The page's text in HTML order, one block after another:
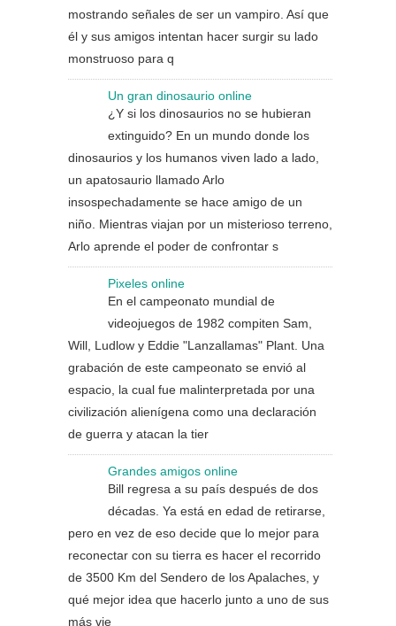
mostrando señales de ser un vampiro. Así que
él y sus amigos intentan hacer surgir su lado
monstruoso para q
Un gran dinosaurio online
¿Y si los dinosaurios no se hubieran
extinguido? En un mundo donde los
dinosaurios y los humanos viven lado a lado,
un apatosaurio llamado Arlo
insospechadamente se hace amigo de un
niño. Mientras viajan por un misterioso terreno,
Arlo aprende el poder de confrontar s
Pixeles online
En el campeonato mundial de
videojuegos de 1982 compiten Sam,
Will, Ludlow y Eddie "Lanzallamas" Plant. Una
grabación de este campeonato se envió al
espacio, la cual fue malinterpretada por una
civilización alienígena como una declaración
de guerra y atacan la tier
Grandes amigos online
Bill regresa a su país después de dos
décadas. Ya está en edad de retirarse,
pero en vez de eso decide que lo mejor para
reconectar con su tierra es hacer el recorrido
de 3500 Km del Sendero de los Apalaches, y
qué mejor idea que hacerlo junto a uno de sus
más vie